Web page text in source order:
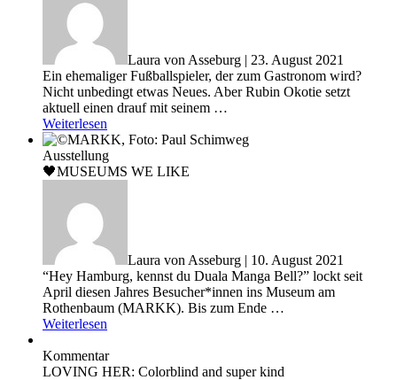
Laura von Asseburg | 23. August 2021
Ein ehemaliger Fußballspieler, der zum Gastronom wird?
Nicht unbedingt etwas Neues. Aber Rubin Okotie setzt
aktuell einen drauf mit seinem …
Weiterlesen
Ausstellung
🖤MUSEUMS WE LIKE
Laura von Asseburg | 10. August 2021
“Hey Hamburg, kennst du Duala Manga Bell?” lockt seit
April diesen Jahres Besucher*innen ins Museum am
Rothenbaum (MARKK). Bis zum Ende …
Weiterlesen
Kommentar
LOVING HER: Colorblind and super kind